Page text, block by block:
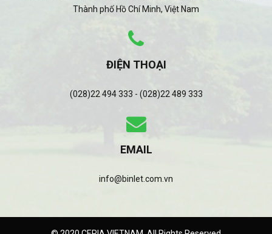
Thành phố Hồ Chí Minh, Việt Nam
ĐIỆN THOẠI
(028)22 494 333 - (028)22 489 333
EMAIL
info@binlet.com.vn